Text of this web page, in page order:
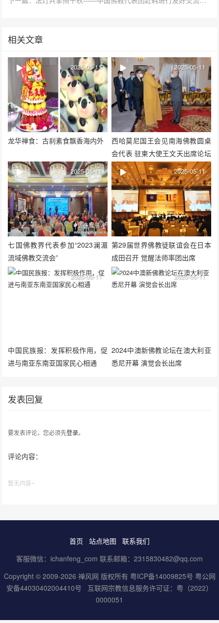
相关文章
龙华禅食：古刹素食飘香海内外
2025-05-11
西哈莫尼国王会见南海佛教圆桌
会代表 驻柬大使王文天出席论坛
并致辞
2025-05-11
七国佛教界代表参加“2023澜湄
流域佛教交流会”
2025-05-11
第29届世界佛教徒联谊会在日本
成田召开 觉醒法师率团出席
2025-05-11
中国民族报：发挥积极作用，促
进与南亚东南亚国家民心相通
2025-05-11
2024中澳新佛教论坛在澳大利亚
悉尼开幕 演觉会长出席
2025-05-11
发表回复
要发表评论，您必须先登录。
评论内容：
暂无内容~
首页 站点地图
联系我们
客服微信：ichanfeng_com 联系邮箱：2315830482@qq.com
Copyright © 2009-2026 禅风网 版权所有 粤ICP备14009825号 粤公网
安备44030402004410号
互联网宗教信息服务许可证：粤（2022）
0000051